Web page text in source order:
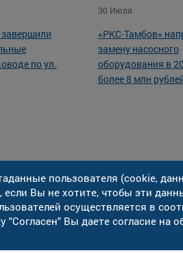
по ул.
30 Июля
«РКС-Тамбов»
замену насосного
оборудования в
более 8 млн
Карта сайта
пользователя (cookie,
Вы не хотите, чтобы эти
осуществляется в
"Cогласен" Вы даете согласие на